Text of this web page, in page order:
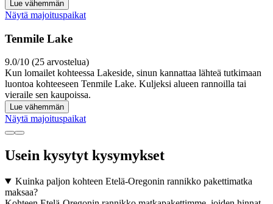
Lue vähemmän
Näytä majoituspaikat
Tenmile Lake
9.0/10 (25 arvostelua)
Kun lomailet kohteessa Lakeside, sinun kannattaa lähteä tutkimaan
luontoa kohteeseen Tenmile Lake. Kuljeksi alueen rannoilla tai
vieraile sen kaupoissa.
Lue vähemmän
Näytä majoituspaikat
Usein kysytyt kysymykset
Kuinka paljon kohteen Etelä-Oregonin rannikko pakettimatka
maksaa?